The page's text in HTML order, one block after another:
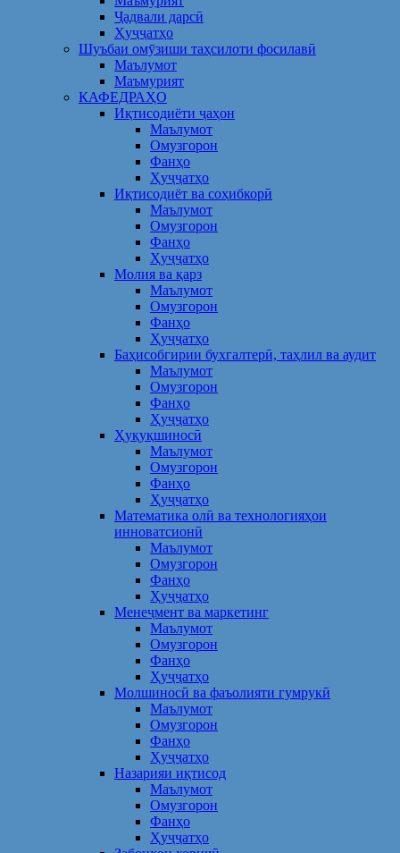
Ҷадвали дарсӣ
Ҳуҷҷатҳо
Шуъбаи омӯзиши таҳсилоти фосилавӣ
Маълумот
Маъмурият
КАФЕДРАҲО
Иқтисодиёти ҷаҳон
Маълумот
Омузгорон
Фанҳо
Ҳуҷҷатҳо
Иқтисодиёт ва соҳибкорӣ
Маълумот
Омузгорон
Фанҳо
Ҳуҷҷатҳо
Молия ва қарз
Маълумот
Омузгорон
Фанҳо
Ҳуҷҷатҳо
Баҳисобгирии бухгалтерӣ, таҳлил ва аудит
Маълумот
Омузгорон
Фанҳо
Ҳуҷҷатҳо
Ҳуқуқшиносӣ
Маълумот
Омузгорон
Фанҳо
Ҳуҷҷатҳо
Математика олӣ ва технологияҳои
инноватсионӣ
Маълумот
Омузгорон
Фанҳо
Ҳуҷҷатҳо
Менеҷмент ва маркетинг
Маълумот
Омузгорон
Фанҳо
Ҳуҷҷатҳо
Молшиносӣ ва фаъолияти гумрукӣ
Маълумот
Омузгорон
Фанҳо
Ҳуҷҷатҳо
Назарияи иқтисод
Маълумот
Омузгорон
Фанҳо
Ҳуҷҷатҳо